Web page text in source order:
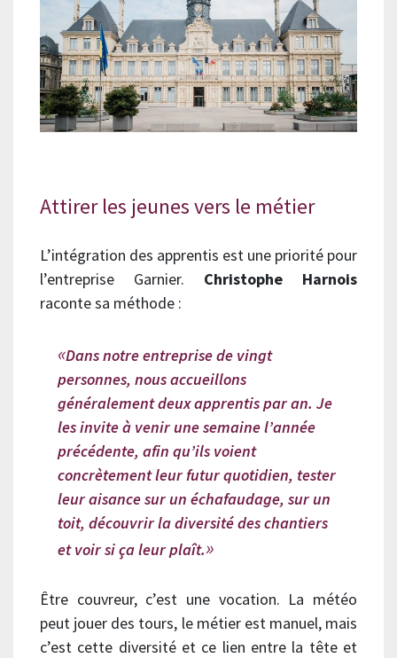
Attirer les jeunes vers le métier
L’intégration des apprentis est une priorité pour
l’entreprise Garnier. Christophe Harnois
raconte sa méthode :
Dans notre entreprise de vingt
personnes, nous accueillons
généralement deux apprentis par an. Je
les invite à venir une semaine l’année
précédente, afin qu’ils voient
concrètement leur futur quotidien, tester
leur aisance sur un échafaudage, sur un
toit, découvrir la diversité des chantiers
et voir si ça leur plaît.
Être couvreur, c’est une vocation. La météo
peut jouer des tours, le métier est manuel, mais
c’est cette diversité et ce lien entre la tête et